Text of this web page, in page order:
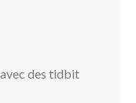
avec des tidbit